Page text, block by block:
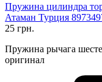
Пружина цилиндра
Атаман Турция
25 грн.
Пружина рычага
оригинал